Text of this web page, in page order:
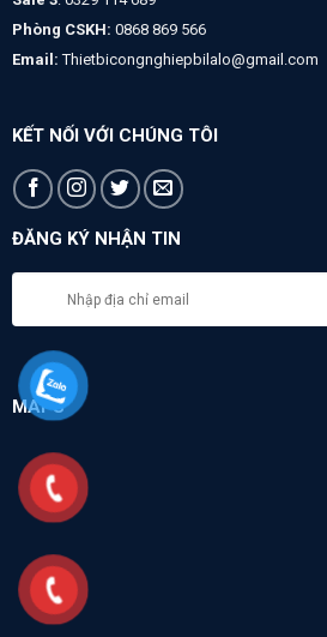
Phòng CSKH: 0868 869 566
Email: Thietbicongnghiepbilalo@gmail.com
KẾT NỐI VỚI CHÚNG TÔI
ĐĂNG KÝ NHẬN TIN
MAPS